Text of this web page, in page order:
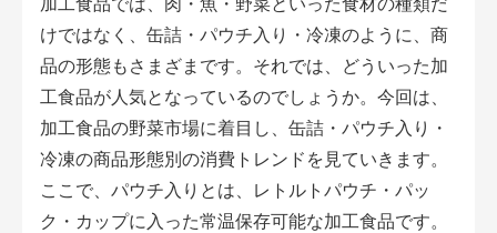
農業一問一答
基礎知識
アグリウェブ経営診断
加工食品では、肉・魚・野菜といった食材の種類だ
けではなく、缶詰・パウチ入り・冷凍のように、商
品の形態もさまざまです。それでは、どういった加
工食品が人気となっているのでしょうか。今回は、
加工食品の野菜市場に着目し、缶詰・パウチ入り・
冷凍の商品形態別の消費トレンドを見ていきます。
ここで、パウチ入りとは、レトルトパウチ・パッ
ク・カップに入った常温保存可能な加工食品です。